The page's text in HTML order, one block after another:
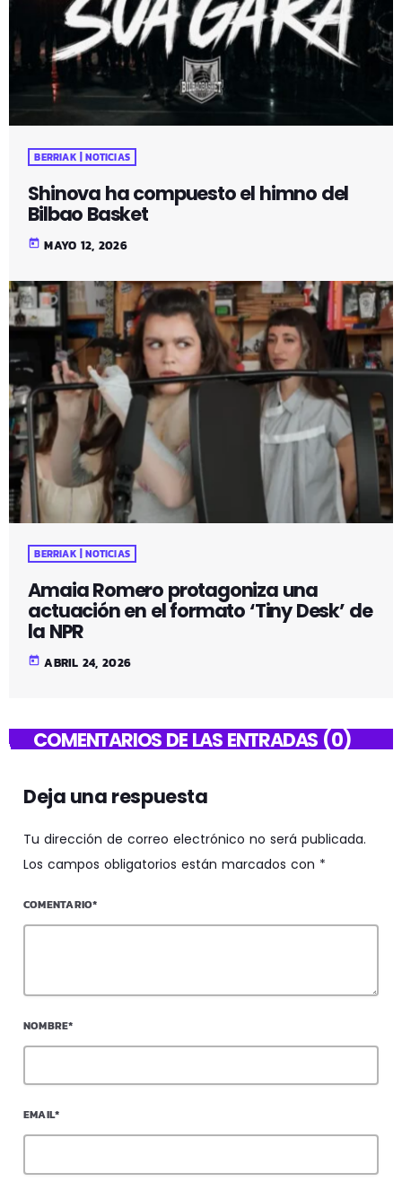
BERRIAK | NOTICIAS
Shinova ha compuesto el himno del
Bilbao Basket
today MAYO 12, 2026
BERRIAK | NOTICIAS
Amaia Romero protagoniza una
actuación en el formato ‘Tiny Desk’ de
la NPR
today ABRIL 24, 2026
COMENTARIOS DE LAS ENTRADAS (0)
Deja una respuesta
Tu dirección de correo electrónico no será publicada.
Los campos obligatorios están marcados con *
COMENTARIO*
NOMBRE*
EMAIL*